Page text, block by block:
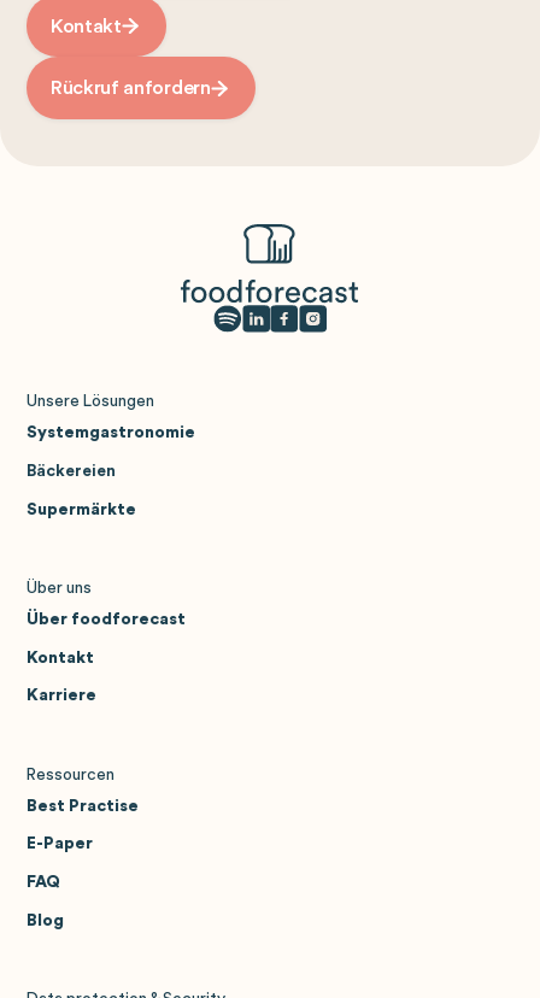
Kontakt
Rückruf anfordern
Unsere Lösungen
Systemgastronomie
Bäckereien
Supermärkte
Über uns
Über foodforecast
Kontakt
Karriere
Ressourcen
Best Practise
E-Paper
FAQ
Blog